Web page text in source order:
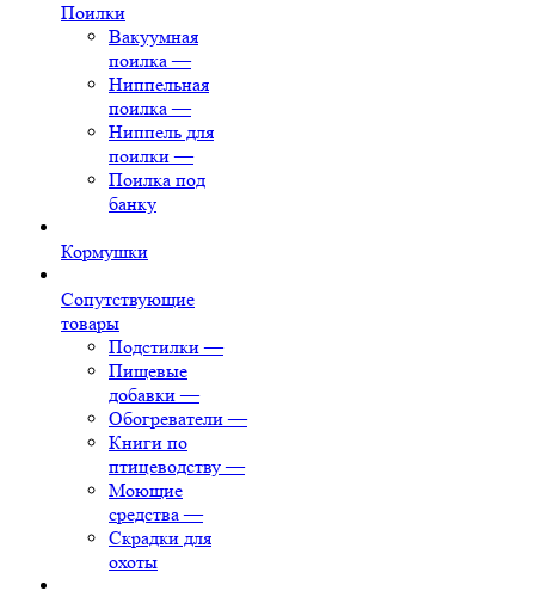
Поилки
Вакуумная
поилка —
Ниппельная
поилка —
Ниппель для
поилки —
Поилка под
банку
Кормушки
Сопутствующие
товары
Подстилки —
Пищевые
добавки —
Обогреватели —
Книги по
птицеводству —
Моющие
средства —
Скрадки для
охоты